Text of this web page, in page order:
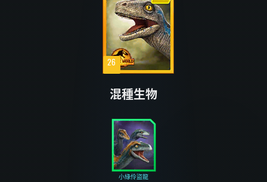
26
混種生物
小綠伶盜龍